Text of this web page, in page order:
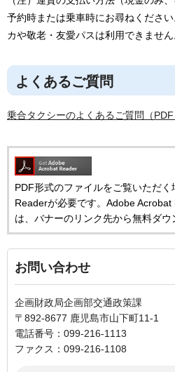
予約時または乗車時にお尋ねくださ
カや敬老・友愛パスは利用できません
よくあるご質問
乗合タクシーのよくあるご質問（PDF
PDF形式のファイルをご覧いただ
Readerが必要です。Adobe
は、バナーのリンク先から無料ダウ
お問い合わせ
企画財政局企画部交通政策課
〒892-8677 鹿児島市山下町11-1
電話番号：099-216-1113
ファクス：099-216-1108